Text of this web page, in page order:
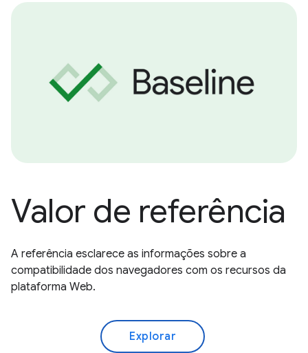
Valor de referência
A referência esclarece as informações sobre a
compatibilidade dos navegadores com os recursos da
plataforma Web.
Explorar